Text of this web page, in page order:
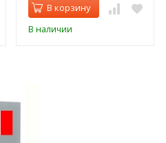
В корзину
В наличии